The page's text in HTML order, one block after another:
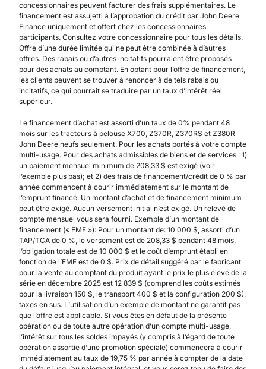
concessionnaires peuvent facturer des frais supplémentaires. Le
financement est assujetti à l’approbation du crédit par John Deere
Finance uniquement et offert chez les concessionnaires
participants. Consultez votre concessionnaire pour tous les détails.
Offre d’une durée limitée qui ne peut être combinée à d’autres
offres. Des rabais ou d’autres incitatifs pourraient être proposés
pour des achats au comptant. En optant pour l’offre de financement,
les clients peuvent se trouver à renoncer à de tels rabais ou
incitatifs, ce qui pourrait se traduire par un taux d’intérêt réel
supérieur.
Le financement d’achat est assorti d’un taux de 0% pendant 48
mois sur les tracteurs à pelouse X700, Z370R, Z370RS et Z380R
John Deere neufs seulement. Pour les achats portés à votre compte
multi-usage. Pour des achats admissibles de biens et de services : 1)
un paiement mensuel minimum de 208,33 $ est exigé (voir
l’exemple plus bas); et 2) des frais de financement/crédit de 0 % par
année commencent à courir immédiatement sur le montant de
l’emprunt financé. Un montant d’achat et de financement minimum
peut être exigé. Aucun versement initial n’est exigé. Un relevé de
compte mensuel vous sera fourni. Exemple d’un montant de
financement (« EMF »): Pour un montant de: 10 000 $, assorti d’un
TAP/TCA de 0 %, le versement est de 208,33 $ pendant 48 mois,
l’obligation totale est de 10 000 $ et le coût d’emprunt établi en
fonction de l’EMF est de 0 $. Prix de détail suggéré par le fabricant
pour la vente au comptant du produit ayant le prix le plus élevé de la
série en décembre 2025 est 12 839 $ (comprend les coûts estimés
pour la livraison 150 $, le transport 400 $ et la configuration 200 $),
taxes en sus. L’utilisation d’un exemple de montant ne garantit pas
que l’offre est applicable. Si vous êtes en défaut de la présente
opération ou de toute autre opération d’un compte multi-usage,
l’intérêt sur tous les soldes impayés (y compris à l’égard de toute
opération assortie d’une promotion spéciale) commencera à courir
immédiatement au taux de 19,75 % par année à compter de la date